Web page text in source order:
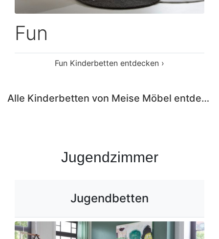
Fun
Fun Kinderbetten entdecken ›
Alle Kinderbetten von Meise Möbel entdecken ›
Jugendzimmer
Jugendbetten